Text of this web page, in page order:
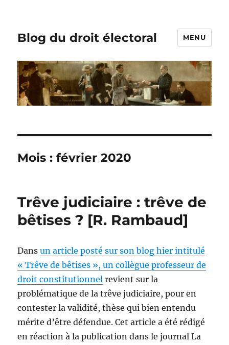
Blog du droit électoral MENU
Mois :février 2020
Trêve judiciaire : trêve de
bêtises ? [R. Rambaud]
Dansun article posté sur son blog hier intitulé
« Trêve de bêtises », un collègue professeur de
droit constitutionnel revient sur la
problématique de la trêve judiciaire, pour en
contester la validité, thèse qui bien entendu
mérite d’être défendue. Cet article a été rédigé
en réaction à la publication dans le journal La